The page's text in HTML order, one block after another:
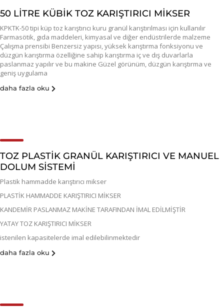
50 LİTRE KÜBİK TOZ KARIŞTIRICI MİKSER
KPKTK-50 tipi küp toz karıştırıcı kuru granül karıştırılması için kullanılır
Farmasötik, gıda maddeleri, kimyasal ve diğer endüstrilerde malzeme
Çalışma prensibi Benzersiz yapısı, yüksek karıştırma fonksiyonu ve
düzgün karıştırma özelliğine sahip karıştırma iç ve dış duvarlarla
paslanmaz yapılır ve bu makine Güzel görünüm, düzgün karıştırma ve
geniş uygulama
daha fazla oku
TOZ PLASTİK GRANÜL KARIŞTIRICI VE MANUEL
DOLUM SİSTEMİ
Plastik hammadde karıştırıcı mikser
PLASTİK HAMMADDE KARIŞTIRICI MİKSER
KANDEMİR PASLANMAZ MAKİNE TARAFINDAN İMAL EDİLMİŞTİR
YATAY TOZ KARIŞTIRICI MİKSER
istenilen kapasitelerde imal edilebilinmektedir
daha fazla oku